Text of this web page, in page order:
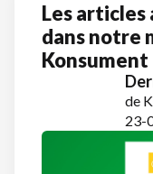
Les articles
dans notre
Konsument
de
23-